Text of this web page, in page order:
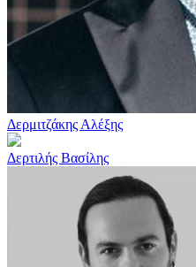
Δερμιτζάκης Αλέξης
Δερτιλής Βασίλης